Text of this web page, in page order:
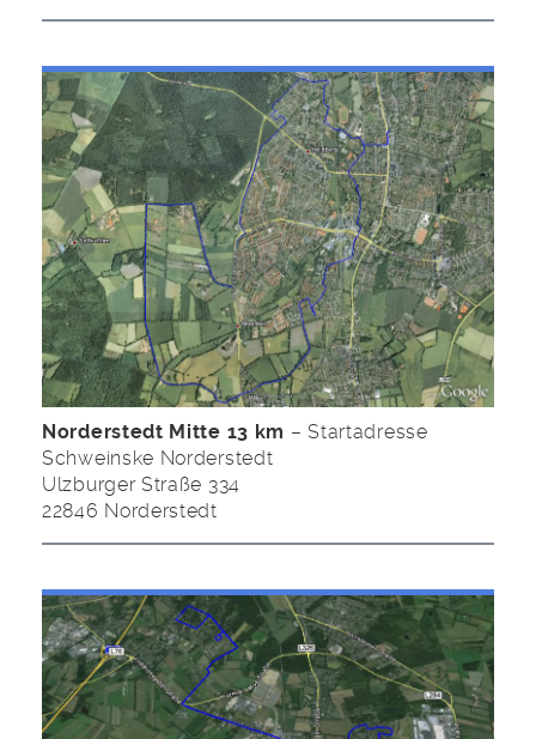
Norderstedt Mitte 13 km – Startadresse
Schweinske Norderstedt
Ulzburger Straße 334
22846 Norderstedt